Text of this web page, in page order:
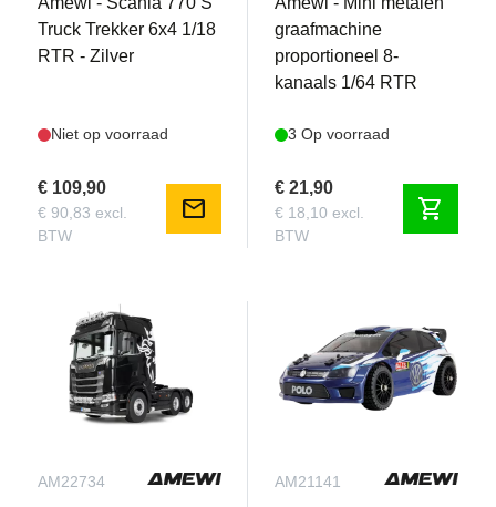
Truck Trekker 6x4 1/18
RTR - Zilver
Niet op voorraad
€ 109,90
€ 90,83 excl.
BTW
mail
graafmachine
proportioneel 8-
kanaals 1/64 RTR
3 Op voorraad
€ 21,90
€ 18,10 excl.
BTW
shopping_cart
AM22734 AM21141